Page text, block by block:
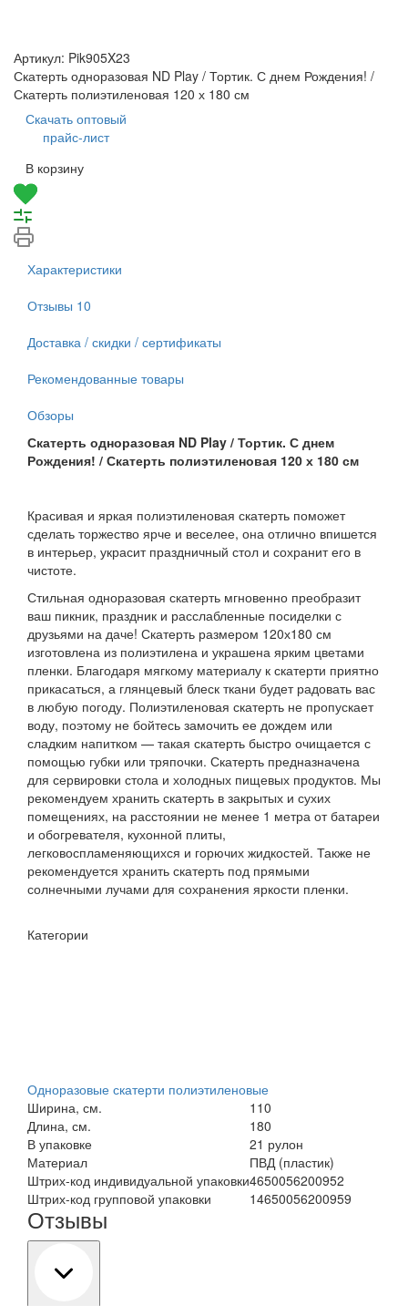
Артикул: Pik905X23
Скатерть одноразовая ND Play / Тортик. С днем Рождения! /
Скатерть полиэтиленовая 120 х 180 см
Скачать оптовый
прайс-лист
В корзину
Характеристики
Отзывы 10
Доставка / скидки / сертификаты
Рекомендованные товары
Обзоры
Скатерть одноразовая ND Play / Тортик. С днем
Рождения! / Скатерть полиэтиленовая 120 х 180 см
Красивая и яркая полиэтиленовая скатерть поможет
сделать торжество ярче и веселее, она отлично впишется
в интерьер, украсит праздничный стол и сохранит его в
чистоте.
Стильная одноразовая скатерть мгновенно преобразит
ваш пикник, праздник и расслабленные посиделки с
друзьями на даче! Скатерть размером 120х180 см
изготовлена из полиэтилена и украшена ярким цветами
пленки. Благодаря мягкому материалу к скатерти приятно
прикасаться, а глянцевый блеск ткани будет радовать вас
в любую погоду. Полиэтиленовая скатерть не пропускает
воду, поэтому не бойтесь замочить ее дождем или
сладким напитком — такая скатерть быстро очищается с
помощью губки или тряпочки. Скатерть предназначена
для сервировки стола и холодных пищевых продуктов. Мы
рекомендуем хранить скатерть в закрытых и сухих
помещениях, на расстоянии не менее 1 метра от батареи
и обогревателя, кухонной плиты,
легковоспламеняющихся и горючих жидкостей. Также не
рекомендуется хранить скатерть под прямыми
солнечными лучами для сохранения яркости пленки.
Категории
Одноразовые скатерти полиэтиленовые
Ширина, см.
110
Длина, см.
180
В упаковке
21 рулон
Материал
ПВД (пластик)
Штрих-код индивидуальной упаковки4650056200952
Штрих-код групповой упаковки
14650056200959
Отзывы